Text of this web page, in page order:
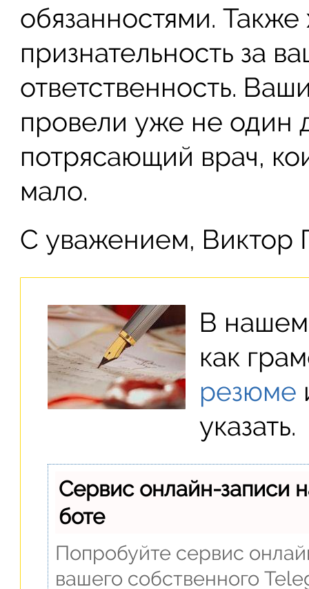
обязанностями.
признательность за
ответственность.
провели уже не один
потрясающий врач,
мало.
С уважением, Виктор
В нашем
как
резюме
указать.
Сервис онлайн-записи
боте
Попробуйте сервис
вашего собственного